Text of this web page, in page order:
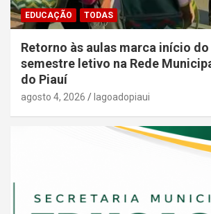
EDUCAÇÃO TODAS
Retorno às aulas marca início
semestre letivo na Rede
do Piauí
agosto 4, 2026 lagoadopiaui